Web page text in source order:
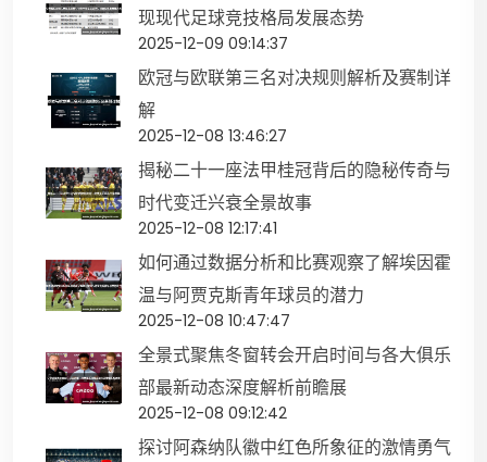
现现代足球竞技格局发展态势
2025-12-09 09:14:37
欧冠与欧联第三名对决规则解析及赛制详
解
2025-12-08 13:46:27
揭秘二十一座法甲桂冠背后的隐秘传奇与
时代变迁兴衰全景故事
2025-12-08 12:17:41
如何通过数据分析和比赛观察了解埃因霍
温与阿贾克斯青年球员的潜力
2025-12-08 10:47:47
全景式聚焦冬窗转会开启时间与各大俱乐
部最新动态深度解析前瞻展
2025-12-08 09:12:42
探讨阿森纳队徽中红色所象征的激情勇气